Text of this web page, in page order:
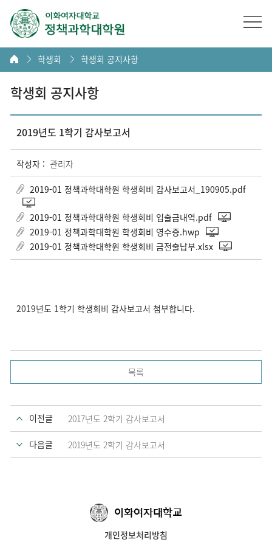
학생회 학생회 공지사항
학생회 공지사항
2019년도 1학기 감사보고서
작성자 : 관리자
2019-01 정책과학대학원 학생회비 감사보고서_190905.pdf
2019-01 정책과학대학원 학생회비 입출금내역.pdf
2019-01 정책과학대학원 학생회비 영수증.hwp
2019-01 정책과학대학원 학생회비 금전출납부.xlsx
2019년도 1학기 학생회비 감사보고서 첨부합니다.
목록
이전글 2017년도 2학기 감사보고서
다음글 2019년도 2학기 감사보고서
이화여자대학교
개인정보처리방침